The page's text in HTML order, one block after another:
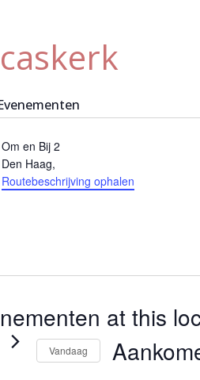
Om en Bij 2
Den Haag,
Routebeschrijving ophalen
at this
Vandaag